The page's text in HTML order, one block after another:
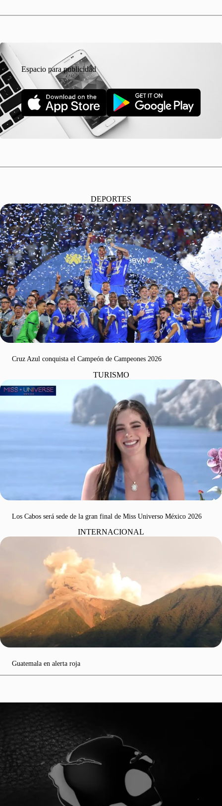
Espacio para publicidad
DEPORTES
Cruz Azul conquista el Campeón de Campeones 2026
TURISMO
Los Cabos será sede de la gran final de Miss Universo México 2026
INTERNACIONAL
Guatemala en alerta roja